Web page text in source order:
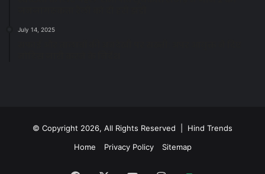
July 14, 2025
© Copyright 2026, All Rights Reserved | Hind Trends
Home
Privacy Policy Sitemap